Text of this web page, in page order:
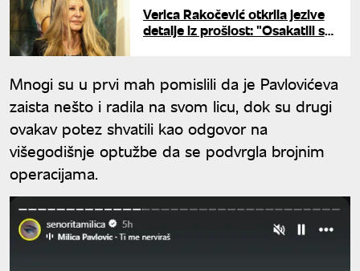
Verica Rakočević otkrila jezive
detalje iz prošlost: "Osakatili su
Mnogi su u prvi mah pomislili da je Pavlovićeva
zaista nešto i radila na svom licu, dok su drugi
ovakav potez shvatili kao odgovor na
višegodišnje optužbe da se podvrgla brojnim
operacijama.